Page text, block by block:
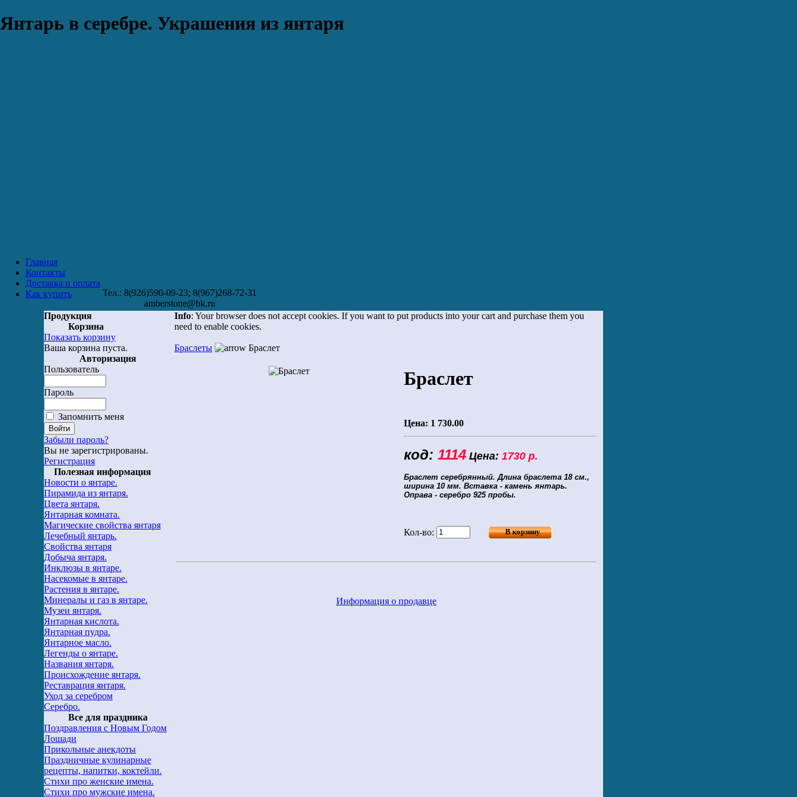
Янтарь в серебре. Украшения из янтаря
Главная
Контакты
Доставка и оплата
Как купить
Тел.: 8(926)590-09-23; 8(967)268-72-31
amberstone@bk.ru
Продукция
Корзина
Показать корзину
Ваша корзина пуста.
Авторизация
Пользователь
Пароль
Запомнить меня
Забыли пароль?
Вы не зарегистрированы.
Регистрация
Полезная информация
Новости о янтаре.
Пирамида из янтаря.
Цвета янтаря.
Янтарная комната.
Магические свойства янтаря
Лечебный янтарь.
Свойства янтаря
Добыча янтаря.
Инклюзы в янтаре.
Насекомые в янтаре.
Растения в янтаре.
Минералы и газ в янтаре.
Музеи янтаря.
Янтарная кислота.
Янтарная пудра.
Янтарное масло.
Легенды о янтаре.
Названия янтаря.
Происхождение янтаря.
Реставрация янтаря.
Уход за серебром
Серебро.
Все для праздника
Поздравления с Новым Годом
Лошади
Прикольные анекдоты
Праздничные кулинарные
рецепты, напитки, коктейли.
Стихи про женские имена.
Стихи про мужские имена.
Info: Your browser does not accept cookies. If you want to put products into your cart and purchase them you
need to enable cookies.
Браслеты Браслет
Браслет
Цена: 1 730.00
код: 1114 Цена: 1730 р.
Браслет серебрянный. Длина браслета 18 см.,
ширина 10 мм. Вставка - камень янтарь.
Оправа - серебро 925 пробы.
Кол-во:
Информация о продавце